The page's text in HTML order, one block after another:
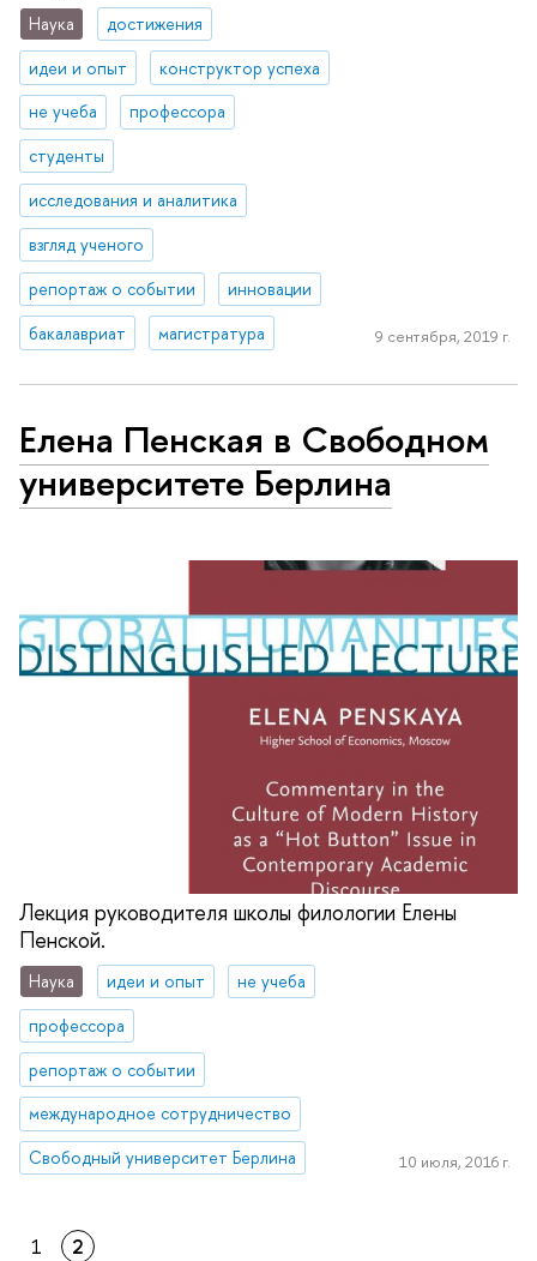
Наука
достижения
идеи и опыт
конструктор успеха
не учеба
профессора
студенты
исследования и аналитика
взгляд ученого
репортаж о событии
инновации
бакалавриат
магистратура 9 сентября, 2019 г.
Елена Пенская в Свободном
университете Берлина
Лекция руководителя школы филологии Елены
Пенской.
Наука идеи и опыт
не учеба
профессора
репортаж о событии
международное сотрудничество
Свободный университет Берлина
10 июля, 2016 г.
1 2